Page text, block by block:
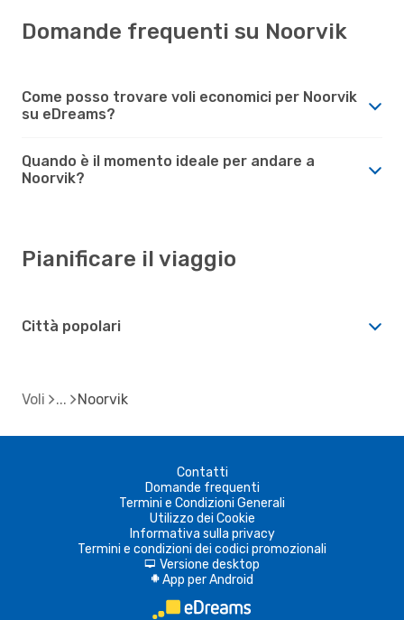
Domande frequenti su Noorvik
Come posso trovare voli economici per Noorvik
su eDreams?
Quando è il momento ideale per andare a
Noorvik?
Pianificare il viaggio
Città popolari
Voli Noorvik
Contatti
Domande frequenti
Termini e Condizioni Generali
Utilizzo dei Cookie
Informativa sulla privacy
Termini e condizioni dei codici promozionali
d Versione desktop
A App per Android